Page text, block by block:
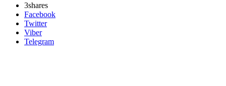
3shares
Facebook
Twitter
Viber
Telegram